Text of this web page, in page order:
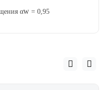
αw = 0,95